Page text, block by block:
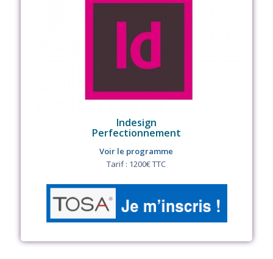
Indesign
Perfectionnement
Voir le programme
Tarif : 1200€ TTC